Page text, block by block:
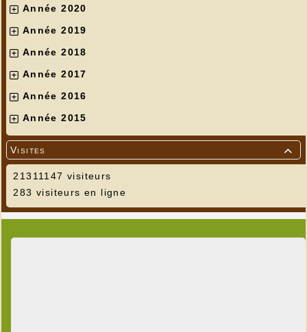
Année 2020
Année 2019
Année 2018
Année 2017
Année 2016
Année 2015

Visites
21311147 visiteurs
283 visiteurs en ligne